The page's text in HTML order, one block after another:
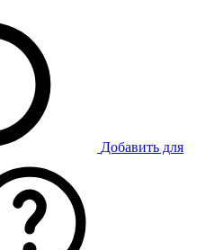
Добавить для